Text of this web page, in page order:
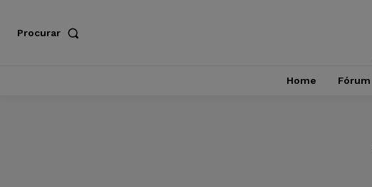
Procurar
Home Fórum